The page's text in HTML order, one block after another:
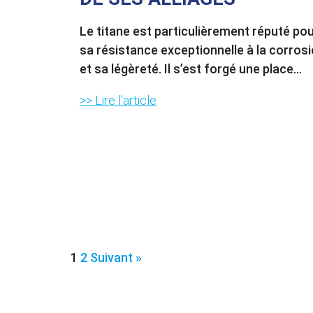
Le titane est particulièrement réputé
sa résistance exceptionnelle à la
et sa légèreté. Il s’est forgé une place...
>> Lire l'article
1 2 Suivant »